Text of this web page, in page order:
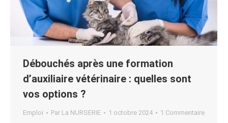
Débouchés après une formation
d’auxiliaire vétérinaire : quelles sont
vos options ?
Emploi Par La NURSERIE 1 octobre 2024 1 Commentaire